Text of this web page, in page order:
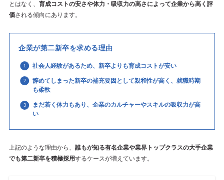
とはなく、 育成コストの安さや体力・吸収力の高さによって企業から高く評
価される傾向にあります。
企業が第二新卒を求める理由
社会人経験があるため、新卒よりも育成コストが安い
辞めてしまった新卒の補充要因として親和性が高く、就職時期
も柔軟
まだ若く体力もあり、企業のカルチャーやスキルの吸収力が高
い
上記のような理由から、 誰もが知る有名企業や業界トップクラスの大手企業
でも第二新卒を積極採用するケースが増えています。